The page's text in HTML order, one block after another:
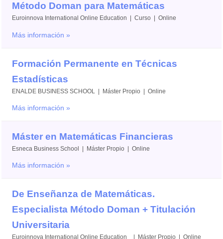
Método Doman para Matemáticas
Euroinnova International Online Education | Curso | Online
Más información »
Formación Permanente en Técnicas
Estadísticas
ENALDE BUSINESS SCHOOL | Máster Propio | Online
Más información »
Máster en Matemáticas Financieras
Esneca Business School | Máster Propio | Online
Más información »
De Enseñanza de Matemáticas.
Especialista Método Doman + Titulación
Universitaria
Euroinnova International Online Education_ | Máster Propio | Online